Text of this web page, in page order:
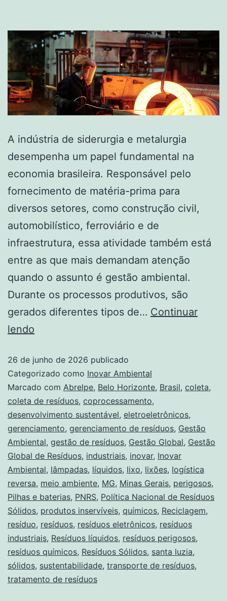
A indústria de siderurgia e metalurgia
desempenha um papel fundamental na
economia brasileira. Responsável pelo
fornecimento de matéria-prima para
diversos setores, como construção civil,
automobilístico, ferroviário e de
infraestrutura, essa atividade também está
entre as que mais demandam atenção
quando o assunto é gestão ambiental.
Durante os processos produtivos, são
gerados diferentes tipos de… Continuar
lendo
26 de junho de 2026 publicado
Categorizado como Inovar Ambiental
Marcado com Abrelpe, Belo Horizonte, Brasil, coleta,
coleta de resíduos, coprocessamento,
desenvolvimento sustentável, eletroeletrônicos,
gerenciamento, gerenciamento de resíduos, Gestão
Ambiental, gestão de resíduos, Gestão Global, Gestão
Global de Resíduos, industriais, inovar, Inovar
Ambiental, lâmpadas, líquidos, lixo, lixões, logística
reversa, meio ambiente, MG, Minas Gerais, perigosos,
Pilhas e baterias, PNRS, Política Nacional de Resíduos
Sólidos, produtos inservíveis, químicos, Reciclagem,
resíduo, resíduos, resíduos eletrônicos, resíduos
industriais, Resíduos líquidos, resíduos perigosos,
resíduos químicos, Resíduos Sólidos, santa luzia,
sólidos, sustentabilidade, transporte de resíduos,
tratamento de resíduos